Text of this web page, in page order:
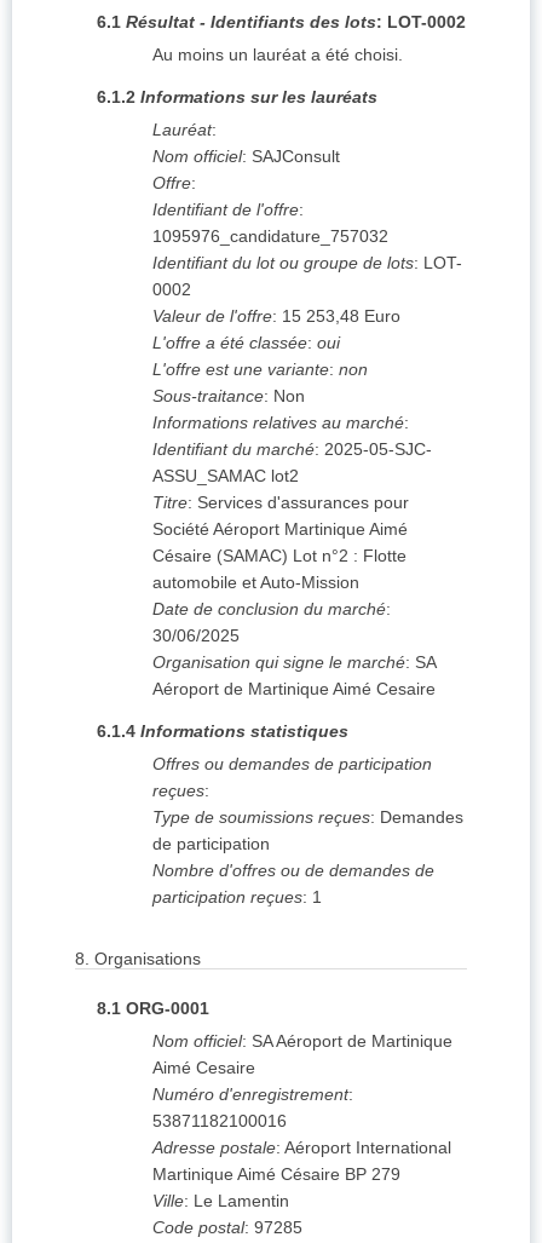
6.1 Résultat - Identifiants des lots: LOT-0002
Au moins un lauréat a été choisi.
6.1.2 Informations sur les lauréats
Lauréat:
Nom officiel: SAJConsult
Offre:
Identifiant de l'offre:
1095976_candidature_757032
Identifiant du lot ou groupe de lots: LOT-
0002
Valeur de l'offre: 15 253,48 Euro
L'offre a été classée: oui
L'offre est une variante: non
Sous-traitance: Non
Informations relatives au marché:
Identifiant du marché: 2025-05-SJC-
ASSU_SAMAC lot2
Titre: Services d'assurances pour
Société Aéroport Martinique Aimé
Césaire (SAMAC) Lot n°2 : Flotte
automobile et Auto-Mission
Date de conclusion du marché:
30/06/2025
Organisation qui signe le marché: SA
Aéroport de Martinique Aimé Cesaire
6.1.4 Informations statistiques
Offres ou demandes de participation
reçues:
Type de soumissions reçues: Demandes
de participation
Nombre d'offres ou de demandes de
participation reçues: 1
8. Organisations
8.1 ORG-0001
Nom officiel: SA Aéroport de Martinique
Aimé Cesaire
Numéro d'enregistrement:
53871182100016
Adresse postale: Aéroport International
Martinique Aimé Césaire BP 279
Ville: Le Lamentin
Code postal: 97285